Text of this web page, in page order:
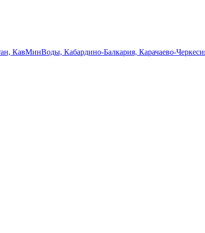
КавМинВоды, Кабардино-Балкария, Карачаево-